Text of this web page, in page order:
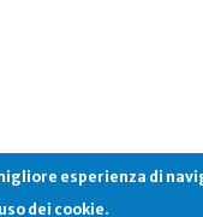
esperienza di
dei cookie.